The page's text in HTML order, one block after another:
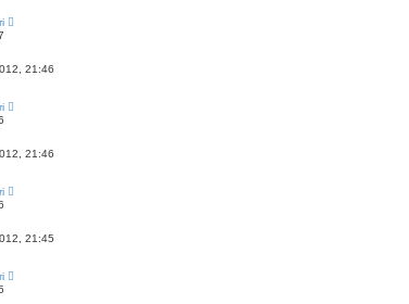
21:46
21:46
21:45